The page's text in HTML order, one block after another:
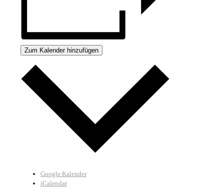
Zum Kalender hinzufügen
Google Kalender
iCalendar